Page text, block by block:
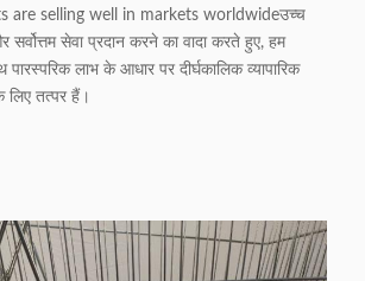
are selling well in markets worldwideउच्च
सर्वोत्तम सेवा प्रदान करने का वादा करते हुए, हम
पारस्परिक लाभ के आधार पर दीर्घकालिक व्यापारिक
तत्पर हैं।